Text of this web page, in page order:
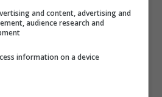
Informazioni
and content, advertising and
audience research and
information on a device